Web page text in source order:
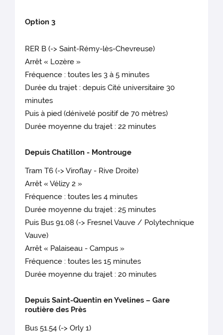
Option 3
RER B (-> Saint-Rémy-lès-Chevreuse)
Arrêt « Lozère »
Fréquence : toutes les 3 à 5 minutes
Durée du trajet : depuis Cité universitaire 30
minutes
Puis à pied (dénivelé positif de 70 mètres)
Durée moyenne du trajet : 22 minutes
Depuis Chatillon - Montrouge
Tram T6 (-> Viroflay - Rive Droite)
Arrêt « Vélizy 2 »
Fréquence : toutes les 4 minutes
Durée moyenne du trajet : 25 minutes
Puis Bus 91.08 (-> Fresnel Vauve / Polytechnique
Vauve)
Arrêt « Palaiseau - Campus »
Fréquence : toutes les 15 minutes
Durée moyenne du trajet : 20 minutes
Depuis Saint-Quentin en Yvelines – Gare
routière des Près
Bus 51.54 (-> Orly 1)